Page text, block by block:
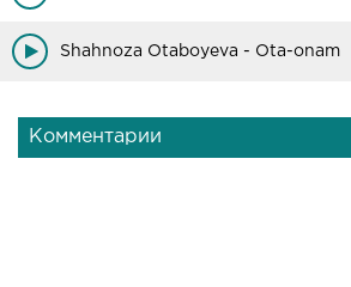
Shahnoza Otaboyeva - Ota-onam
Комментарии